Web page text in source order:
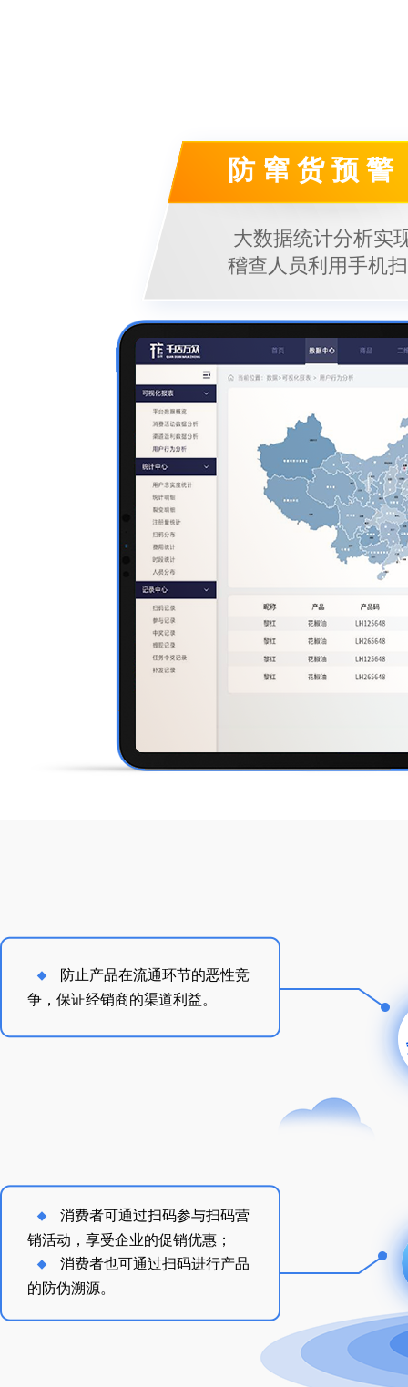
防 窜 货 预 警
大数据统计分析实
稽查人员利用手机
防止产品在流通环节的恶性竞
争，保证经销商的渠道利益。
消费者可通过扫码参与扫码营
销活动，享受企业的促销优惠；
消费者也可通过扫码进行产品
的防伪溯源。